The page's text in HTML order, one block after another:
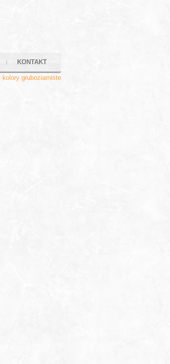
KONTAKT
kolory gruboziarniste